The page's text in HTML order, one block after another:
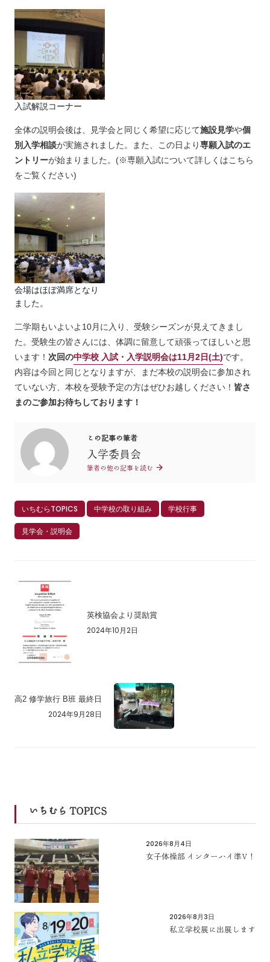
入試解説コーナー
全体の説明会後は、見学会と同じく希望に応じて施設見学や個
別入学相談が実施されました。また、この日より専願入試のエ
ントリーが始まりました。(※専願入試について詳しくはこちら
をご覧ください)
会場はほぼ満席となり
ました。
二学期もいよいよ10月に入り、受験シーズンが見えてきまし
た。受験生の皆さんには、体調に留意して頑張ってほしいと思
います！ 次回の中学校 入試・入学説明会は11月2日(土)です。
内容は今回と同じとなりますが、まだ本校の説明会に参加され
ていない方、本校を受験予定の方はぜひお越しください！ 皆さ
まのご参加お待ちしております！
この記事の筆者
入学委員会
筆者の他の記事を読む
いちむらTOPICS 中学校の取り組み 学校行事
見学会・説明会
英検協会より奨励賞
2024年10月2日
高2 修学旅行 B班 最終日
2024年9月28日
いちむら TOPICS
2026年8月4日
女子体操部 インターハイ準V！
2026年8月3日
私立学校展に出展します